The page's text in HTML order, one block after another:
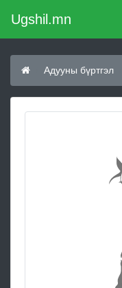
Ugshil.mn
Адууны бүртгэл